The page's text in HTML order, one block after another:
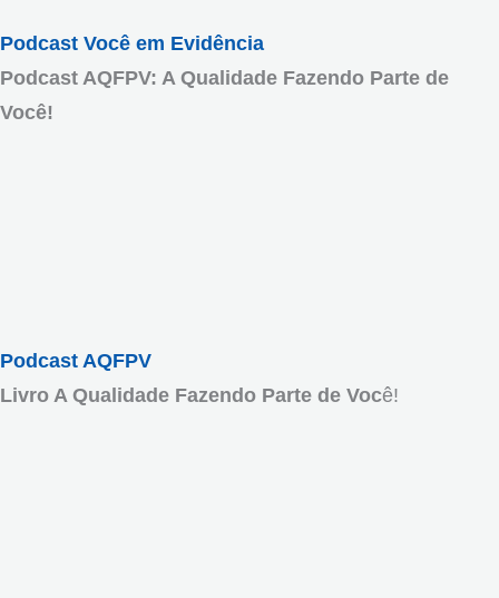
Podcast Você em Evidência
Podcast AQFPV: A Qualidade Fazendo Parte de
Você!
Podcast AQFPV
Livro A Qualidade Fazendo Parte de Você!